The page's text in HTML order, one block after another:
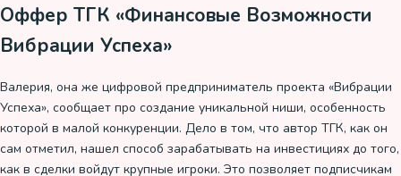
Оффер ТГК «Финансовые Возможности
Вибрации Успеха»
Валерия, она же цифровой предприниматель проекта «Вибрации
Успеха», сообщает про создание уникальной ниши, особенность
которой в малой конкуренции. Дело в том, что автор ТГК, как он
сам отметил, нашел способ зарабатывать на инвестициях до того,
как в сделки войдут крупные игроки. Это позволяет подписчикам